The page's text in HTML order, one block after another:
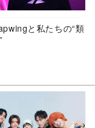
と私たちの“類